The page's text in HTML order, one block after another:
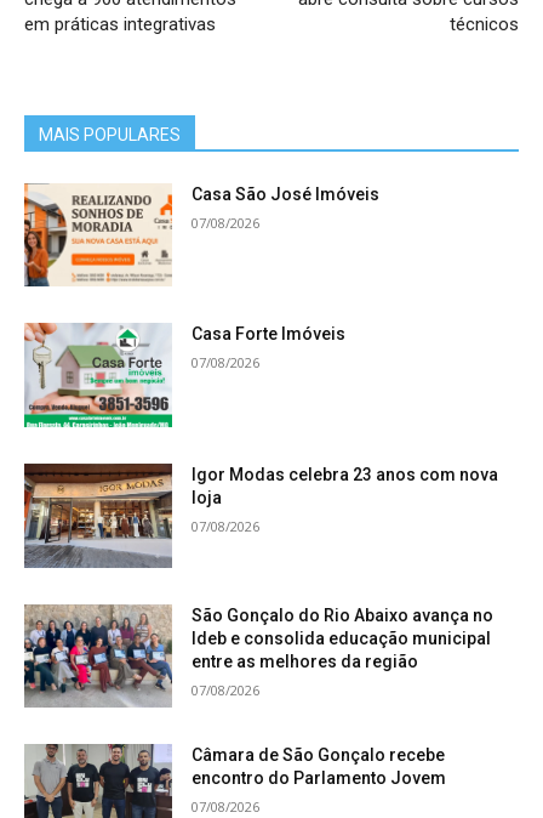
em práticas integrativas
técnicos
MAIS POPULARES
Casa São José Imóveis
07/08/2026
Casa Forte Imóveis
07/08/2026
Igor Modas celebra 23 anos com nova
loja
07/08/2026
São Gonçalo do Rio Abaixo avança no
Ideb e consolida educação municipal
entre as melhores da região
07/08/2026
Câmara de São Gonçalo recebe
encontro do Parlamento Jovem
07/08/2026